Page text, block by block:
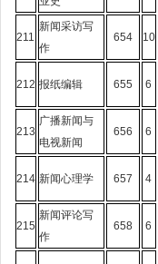
211
新闻采访写
作
654 10
212 报纸编辑 655 6
213
广播新闻与
电视新闻
656 6
214 新闻心理学 657 4
215
新闻评论写
作
658 6